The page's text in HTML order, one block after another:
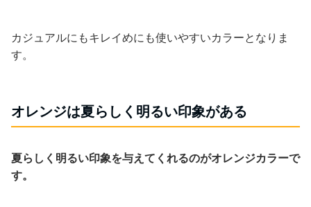
カジュアルにもキレイめにも使いやすいカラーとなりま
す。
オレンジは夏らしく明るい印象がある
夏らしく明るい印象を与えてくれるのがオレンジカラーで
す。